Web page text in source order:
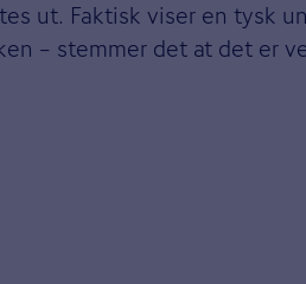
ut. Faktisk viser en tysk
– stemmer det at det er